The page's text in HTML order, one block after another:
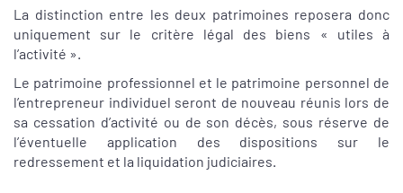
La distinction entre les deux patrimoines reposera donc
uniquement sur le critère légal des biens « utiles à
l’activité ».
Le patrimoine professionnel et le patrimoine personnel de
l’entrepreneur individuel seront de nouveau réunis lors de
sa cessation d’activité ou de son décès, sous réserve de
l’éventuelle application des dispositions sur le
redressement et la liquidation judiciaires.